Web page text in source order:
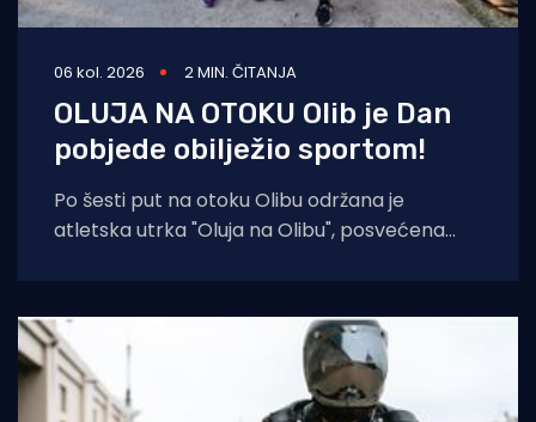
06 kol. 2026 2 MIN. ČITANJA
OLUJA NA OTOKU Olib je Dan
pobjede obilježio sportom!
Po šesti put na otoku Olibu održana je
atletska utrka "Oluja na Olibu", posvećena